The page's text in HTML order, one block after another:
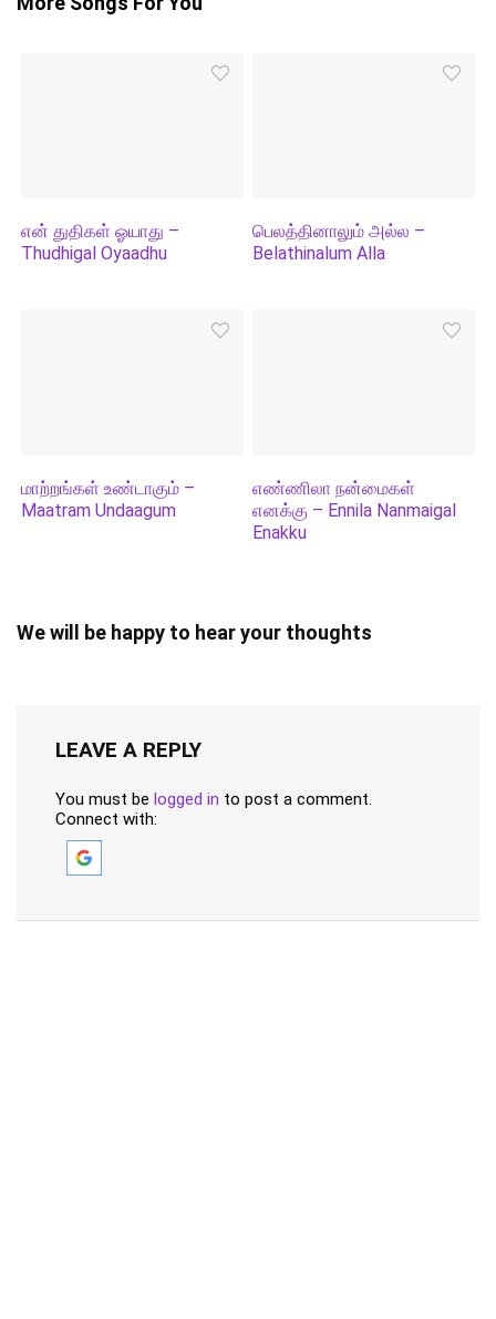
என் துதிகள் ஓயாது –
Thudhigal Oyaadhu
பெலத்தினாலும் அல்ல –
Belathinalum Alla
மாற்றங்கள் உண்டாகும் –
Maatram Undaagum
எண்ணிலா நன்மைகள்
எனக்கு – Ennila Nanmaigal
Enakku
We will be happy to hear your thoughts
LEAVE A REPLY
You must be logged in to post a comment.
Connect with: